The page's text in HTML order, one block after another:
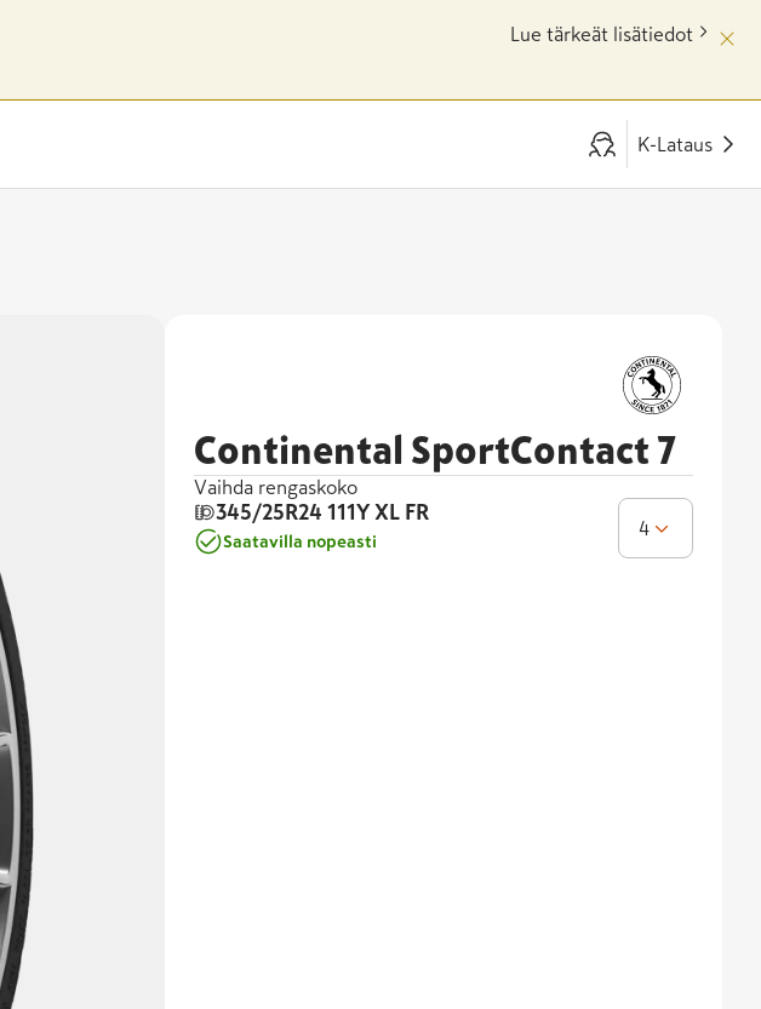
Lue tärkeät lisätiedot
K-Lataus
Continental SportContact 7
Vaihda rengaskoko
345/25R24 111Y XL FR
Saatavilla nopeasti
4